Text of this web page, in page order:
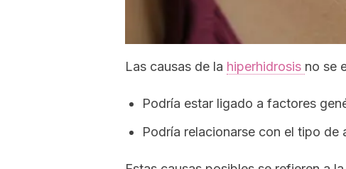
Las causas de la hiperhidrosis no se
Podría estar ligado a factores
Podría relacionarse con el tipo de